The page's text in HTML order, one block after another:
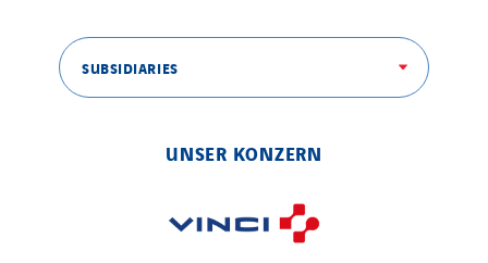
SUBSIDIARIES
UNSER KONZERN
Enfrasys
ENSYSTA Refrigeration
Fradin Bretton